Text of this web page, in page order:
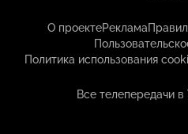
О проектеРеклама
Политика использования
Все телепередачи